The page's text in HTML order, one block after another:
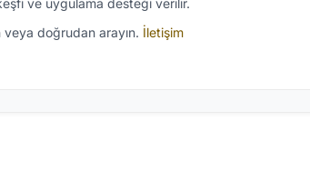
ve uygulama desteği verilir.
doğrudan arayın. İletişim